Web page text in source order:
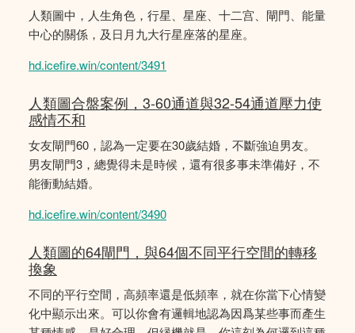
人類圖中，人生角色，行星、星座、十二宫、閘門、能量
中心的關係，及日月九大行星座落的星座。
hd.icefire.win/content/3491
人類圖合盤案例，3-60通道與32-54通道壓力使
感情不和
女友閘門60，認為一定要在30歲結婚，不斷強迫男友。
男友閘門3，總覺得未是時候，還有很多事未準備好，不
能衝動結婚。
hd.icefire.win/content/3490
人類圖的64閘門，與64個不同平行空間的轉移
換象
不同的平行空間，高頻率還是低頻率，就在你當下心情變
化中顯示出來。可以你會有邏輯地認為因爲某些事而產生